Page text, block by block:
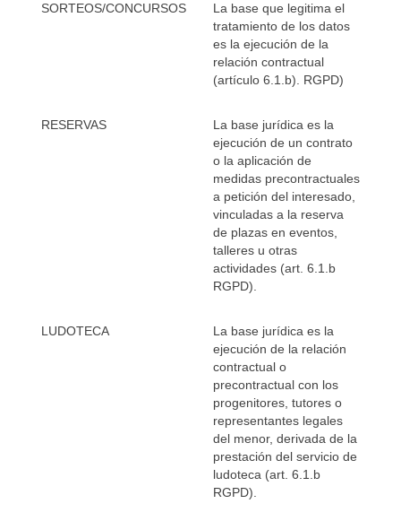
SORTEOS/CONCURSOS
La base que legitima el
tratamiento de los datos
es la ejecución de la
relación contractual
(artículo 6.1.b). RGPD)
RESERVAS
La base jurídica es la
ejecución de un contrato
o la aplicación de
medidas precontractuales
a petición del interesado,
vinculadas a la reserva
de plazas en eventos,
talleres u otras
actividades (art. 6.1.b
RGPD).
LUDOTECA
La base jurídica es la
ejecución de la relación
contractual o
precontractual con los
progenitores, tutores o
representantes legales
del menor, derivada de la
prestación del servicio de
ludoteca (art. 6.1.b
RGPD).